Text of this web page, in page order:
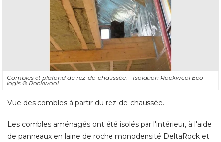
Combles et plafond du rez-de-chaussée. - Isolation Rockwool Eco-
logis © Rockwool
Vue des combles à partir du rez-de-chaussée.
Les combles aménagés ont été isolés par l'intérieur, à l'aide
de panneaux en laine de roche monodensité DeltaRock et